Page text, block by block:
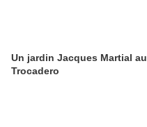
Un jardin Jacques Martial au
Trocadero